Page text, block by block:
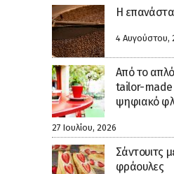
Η
4 Αυγούστου,
Από το
tailor-made
ψηφιακό
27 Ιουλίου, 2026
Σάντουιτς
φράουλες